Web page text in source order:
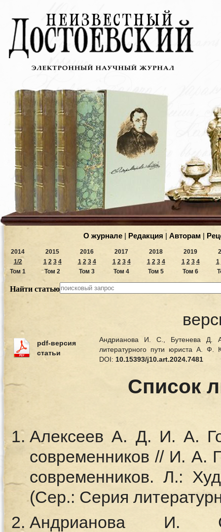
О журнале | Редакция | Авторам |
2014
1/2
Том 1
2015
1 2 3 4
Том 2
2016
1 2 3 4
Том 3
2017
1 2 3 4
Том 4
2018
1 2 3 4
Том 5
2019
1 2 3 4
Том 6
1
Найти статью
pdf-версия
статьи
Андрианова И. С., Бутенева Д.
литературного пути юриста А.
DOI: 10.15393/j10.art.2024.7481
Список
Алексеев А. Д. И. А.
современников // И. А.
современников. Л.:
(Сер.: Серия
Андрианова И.